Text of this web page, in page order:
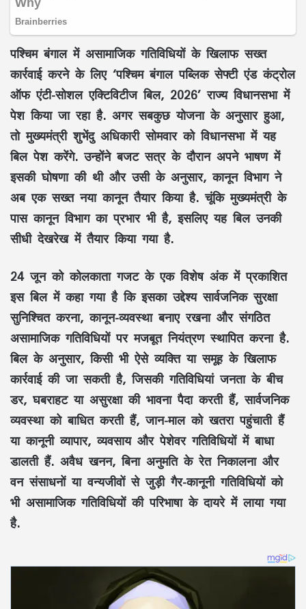
पश्चिम बंगाल में असामाजिक गतिविधियों के खिलाफ सख्त
कार्रवाई करने के लिए ‘पश्चिम बंगाल पब्लिक सेफ्टी एंड कंट्रोल
ऑफ एंटी-सोशल एक्टिविटीज बिल, 2026’ राज्य विधानसभा में
पेश किया जा रहा है. अगर सबकुछ योजना के अनुसार हुआ,
तो मुख्यमंत्री शुभेंदु अधिकारी सोमवार को विधानसभा में यह
बिल पेश करेंगे. उन्होंने बजट सत्र के दौरान अपने भाषण में
इसकी घोषणा की थी और उसी के अनुसार, कानून विभाग ने
अब एक सख्त नया कानून तैयार किया है. चूंकि मुख्यमंत्री के
पास कानून विभाग का प्रभार भी है, इसलिए यह बिल उनकी
सीधी देखरेख में तैयार किया गया है.
24 जून को कोलकाता गजट के एक विशेष अंक में प्रकाशित
इस बिल में कहा गया है कि इसका उद्देश्य सार्वजनिक सुरक्षा
सुनिश्चित करना, कानून-व्यवस्था बनाए रखना और संगठित
असामाजिक गतिविधियों पर मजबूत नियंत्रण स्थापित करना है.
बिल के अनुसार, किसी भी ऐसे व्यक्ति या समूह के खिलाफ
कार्रवाई की जा सकती है, जिसकी गतिविधियां जनता के बीच
डर, घबराहट या असुरक्षा की भावना पैदा करती हैं, सार्वजनिक
व्यवस्था को बाधित करती हैं, जान-माल को खतरा पहुंचाती हैं
या कानूनी व्यापार, व्यवसाय और पेशेवर गतिविधियों में बाधा
डालती हैं. अवैध खनन, बिना अनुमति के रेत निकालना और
वन संसाधनों या वन्यजीवों से जुड़ी गैर-कानूनी गतिविधियों को
भी असामाजिक गतिविधियों की परिभाषा के दायरे में लाया गया
है.